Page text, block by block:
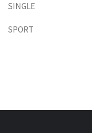
SINGLE
SPORT